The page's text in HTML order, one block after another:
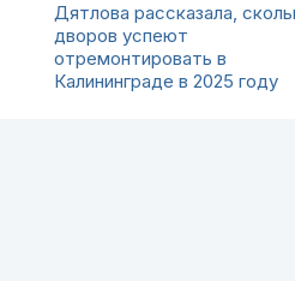
Дятлова рассказала,
дворов успеют
отремонтировать в
Калининграде в 2025 году